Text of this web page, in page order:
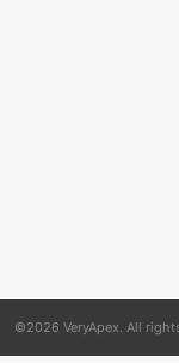
©2026 VeryApex. All